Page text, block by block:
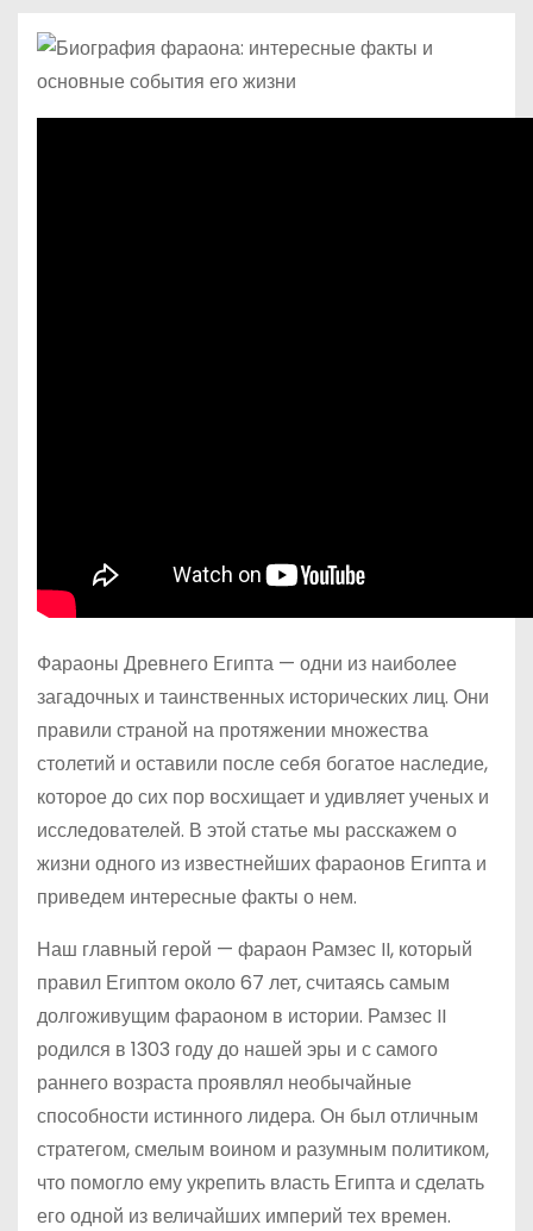
Фараоны Древнего Египта — одни из наиболее
загадочных и таинственных исторических лиц. Они
правили страной на протяжении множества
столетий и оставили после себя богатое наследие,
которое до сих пор восхищает и удивляет ученых и
исследователей. В этой статье мы расскажем о
жизни одного из известнейших фараонов Египта и
приведем интересные факты о нем.
Наш главный герой — фараон Рамзес II, который
правил Египтом около 67 лет, считаясь самым
долгоживущим фараоном в истории. Рамзес II
родился в 1303 году до нашей эры и с самого
раннего возраста проявлял необычайные
способности истинного лидера. Он был отличным
стратегом, смелым воином и разумным политиком,
что помогло ему укрепить власть Египта и сделать
его одной из величайших империй тех времен.